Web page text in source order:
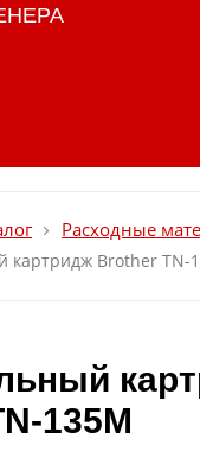
Расходные
картридж Brother TN-
135M